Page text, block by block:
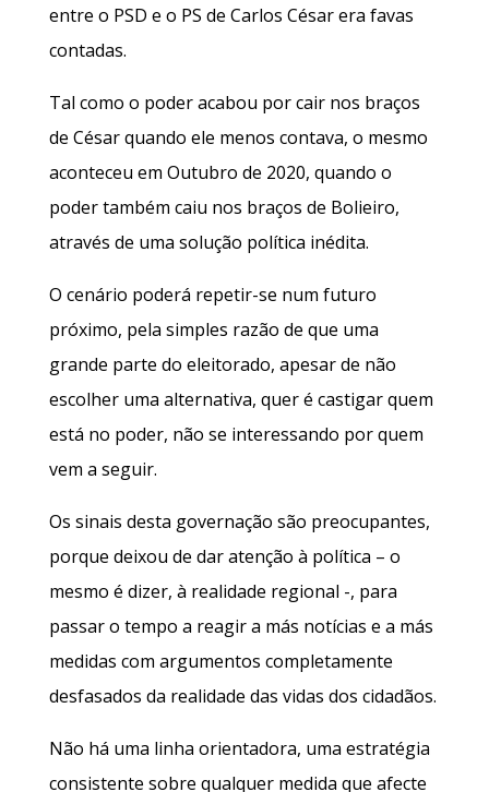
entre o PSD e o PS de Carlos César era favas
contadas.
Tal como o poder acabou por cair nos braços
de César quando ele menos contava, o mesmo
aconteceu em Outubro de 2020, quando o
poder também caiu nos braços de Bolieiro,
através de uma solução política inédita.
O cenário poderá repetir-se num futuro
próximo, pela simples razão de que uma
grande parte do eleitorado, apesar de não
escolher uma alternativa, quer é castigar quem
está no poder, não se interessando por quem
vem a seguir.
Os sinais desta governação são preocupantes,
porque deixou de dar atenção à política – o
mesmo é dizer, à realidade regional -, para
passar o tempo a reagir a más notícias e a más
medidas com argumentos completamente
desfasados da realidade das vidas dos cidadãos.
Não há uma linha orientadora, uma estratégia
consistente sobre qualquer medida que afecte